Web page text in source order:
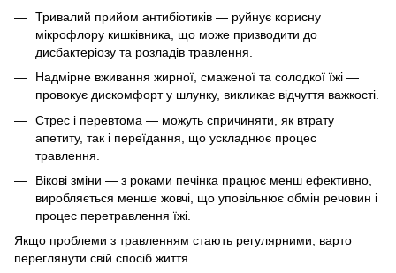
Тривалий прийом антибіотиків — руйнує корисну
мікрофлору кишківника, що може призводити до
дисбактеріозу та розладів травлення.
Надмірне вживання жирної, смаженої та солодкої їжі —
провокує дискомфорт у шлунку, викликає відчуття важкості.
Стрес і перевтома — можуть спричиняти, як втрату
апетиту, так і переїдання, що ускладнює процес
травлення.
Вікові зміни — з роками печінка працює менш ефективно,
виробляється менше жовчі, що уповільнює обмін речовин і
процес перетравлення їжі.
Якщо проблеми з травленням стають регулярними, варто
переглянути свій спосіб життя.